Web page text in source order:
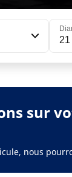
21
sur
nous